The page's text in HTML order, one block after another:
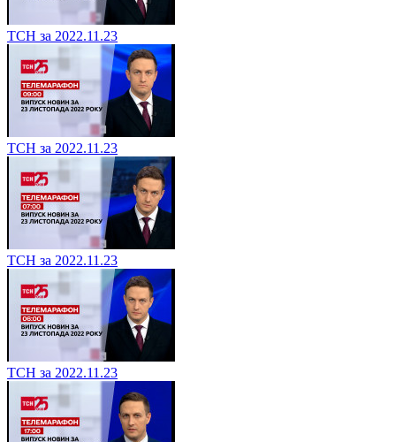
ТСН за 2022.11.23
ТСН за 2022.11.23
ТСН за 2022.11.23
ТСН за 2022.11.23